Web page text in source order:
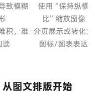
致模糊
使用“保持纵横
比”缩放图像
积，难
读
分页展示或转化为
图标/图表表达
图文排版开始